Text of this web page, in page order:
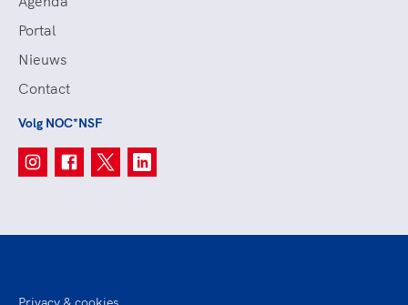
Portal
Nieuws
Contact
Volg NOC*NSF